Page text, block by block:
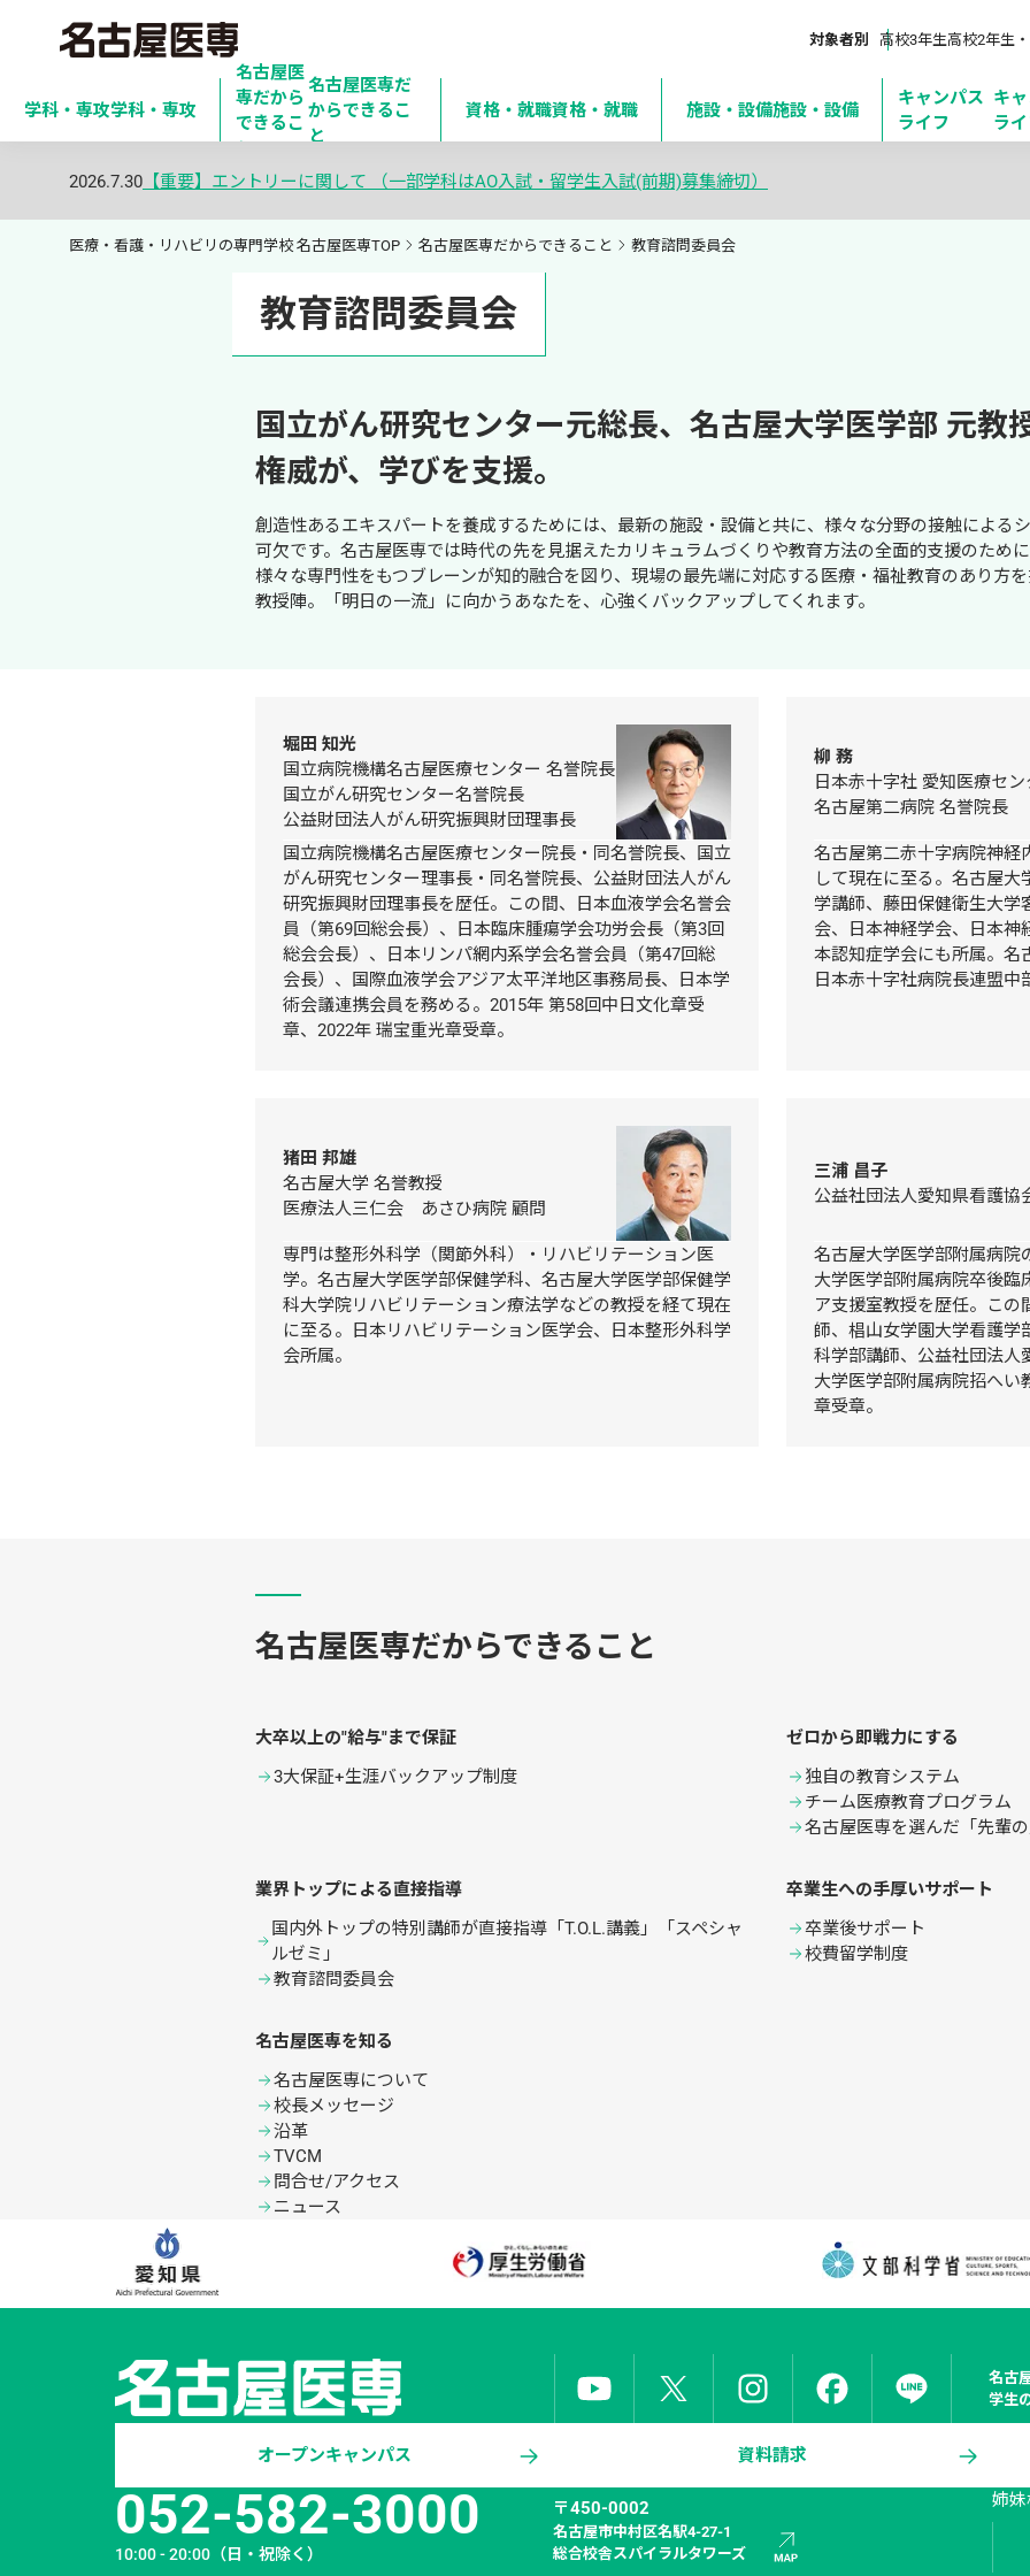
対象者別 高校3年生高校2年生
学科・専攻学科・専攻
名古屋医
専だから
できるこ
と
名古屋医専だ
からできるこ
と
資格・就職資格・就職 施設・設備施設・設備
キャンパス
ライフ
キ
ラ
2026.7.30 【重要】エントリーに関して （一部学科はAO入試・留学生入試(前期)募集締切）
医療・看護・リハビリの専門学校 名古屋医専TOP 名古屋医専だからできること 教育諮問委員会
教育諮問委員会
国立がん研究センター元総長、名古屋大学医学部 元教
権威が、学びを支援。
創造性あるエキスパートを養成するためには、最新の施設・設備と共に、様々な分野の接触による
可欠です。名古屋医専では時代の先を見据えたカリキュラムづくりや教育方法の全面的支援のため
様々な専門性をもつブレーンが知的融合を図り、現場の最先端に対応する医療・福祉教育のあり方
教授陣。「明日の一流」に向かうあなたを、心強くバックアップしてくれます。
堀田 知光
国立病院機構名古屋医療センター 名誉院長
国立がん研究センター名誉院長
公益財団法人がん研究振興財団理事長
国立病院機構名古屋医療センター院長・同名誉院長、国立
がん研究センター理事長・同名誉院長、公益財団法人がん
研究振興財団理事長を歴任。この間、日本血液学会名誉会
員（第69回総会長）、日本臨床腫瘍学会功労会長（第3回
総会会長）、日本リンパ網内系学会名誉会員（第47回総
会長）、国際血液学会アジア太平洋地区事務局長、日本学
術会議連携会員を務める。2015年 第58回中日文化章受
章、2022年 瑞宝重光章受章。
柳 務
日本赤十字社 愛知医療セン
名古屋第二病院 名誉院長
名古屋第二赤十字病院神経
して現在に至る。名古屋
学講師、藤田保健衛生大学
会、日本神経学会、日本神
本認知症学会にも所属。名
日本赤十字社病院長連盟中
猪田 邦雄
名古屋大学 名誉教授
医療法人三仁会　あさひ病院 顧問
専門は整形外科学（関節外科）・リハビリテーション医
学。名古屋大学医学部保健学科、名古屋大学医学部保健学
科大学院リハビリテーション療法学などの教授を経て現在
に至る。日本リハビリテーション医学会、日本整形外科学
会所属。
三浦 昌子
公益社団法人愛知県看護協
名古屋大学医学部附属病院
大学医学部附属病院卒後臨
ア支援室教授を歴任。こ
師、椙山女学園大学看護学
科学部講師、公益社団法人
大学医学部附属病院招へい
章受章。
名古屋医専だからできること
大卒以上の"給与"まで保証
3大保証+生涯バックアップ制度
ゼロから即戦力にする
独自の教育システム
チーム医療教育プログラム
名古屋医専を選んだ「先輩
業界トップによる直接指導
国内外トップの特別講師が直接指導「T.O.L.講義」「スペシャ
ルゼミ」
教育諮問委員会
卒業生への手厚いサポート
卒業後サポート
校費留学制度
名古屋医専を知る
名古屋医専について
校長メッセージ
沿革
TVCM
問合せ/アクセス
ニュース
名古
学生
オープンキャンパス 資料請求
052-582-3000
10:00 - 20:00 （日・祝除く）
〒450-0002
名古屋市中村区名駅4-27-1
総合校舎スパイラルタワーズ
姉妹